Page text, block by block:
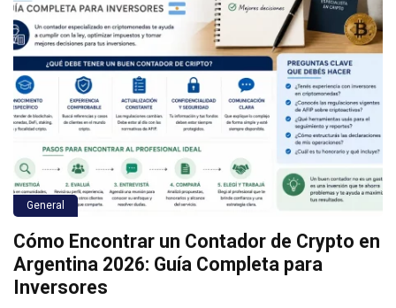
General
Cómo Encontrar un Contador de Crypto en
Argentina 2026: Guía Completa para
Inversores